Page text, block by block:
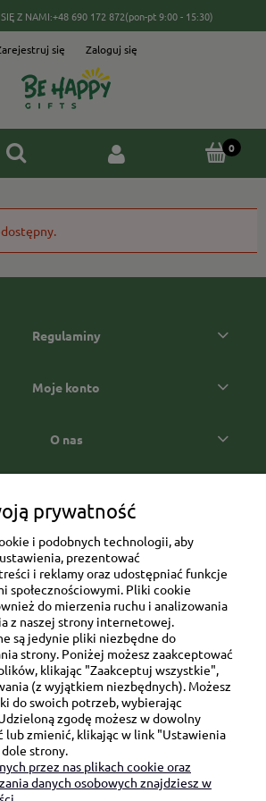
Z NAMI:+48 690 172 872(pon-pt 9:00 - 15:30)
się Zaloguj się
Regulaminy
Moje konto
O nas
6/8 lok. 57/58
91-341 Łódź
NIP: 6751510615
SIĘ Z NAMI:
happygifts.com
+48 690 172 872
prywatność
i podobnych technologii, aby
prezentować
i reklamy oraz udostępniać funkcje
społecznościowymi. Pliki cookie
do mierzenia ruchu i analizowania
z naszej strony internetowej.
są jedynie pliki niezbędne do
strony. Poniżej możesz zaakceptować
klikając "Zaakceptuj wszystkie",
(z wyjątkiem niezbędnych). Możesz
do swoich potrzeb, wybierając
zgodę możesz w dowolny
lub zmienić, klikając w link "Ustawienia
strony.
przez nas plikach cookie oraz
danych osobowych znajdziesz w